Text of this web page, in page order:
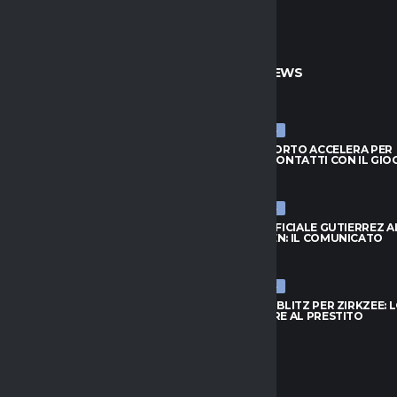
ULTIME NEWS
ULTIME NEWS
MILAN, IL PORTO ACCELERA PER
GIMENEZ: CONTATTI CON IL
ULTIME NEWS
NAPOLI, UFFICIALE GUTIERREZ
LEVERKUSEN: IL COMUNICATO
ULTIME NEWS
JUVENTUS, BLITZ PER ZIRKZEE:
UNITED APRE AL PRESTITO